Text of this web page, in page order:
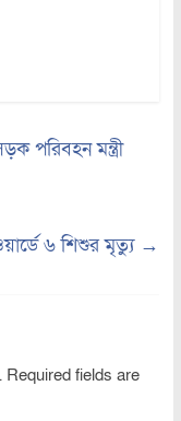
পরিবহন মন্ত্রী
৬ শিশুর মৃত্যু →
Required fields are